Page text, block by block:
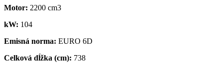
Motor: 2200 cm3
kW: 104
Emisná norma: EURO 6D
Celková dĺžka (cm): 738